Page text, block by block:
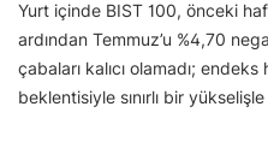
Yurt içinde BIST 100, önceki
ardından Temmuz’u %4,70
çabaları kalıcı olamadı;
beklentisiyle sınırlı bir